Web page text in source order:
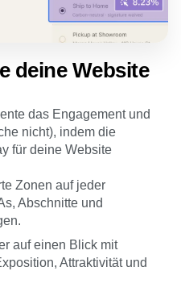
deine Website
das Engagement und
nicht), indem die
für deine Website
Zonen auf jeder
Abschnitte und
auf einen Blick mit